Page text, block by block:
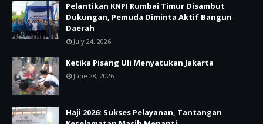
Pelantikan KNPI Rumbai Timur Disambut
Dukungan, Pemuda Diminta Aktif Bangun
Daerah
July 24, 2026
Ketika Pisang Uli Menyatukan Jakarta
June 28, 2026
Haji 2026: Sukses Pelayanan, Tantangan